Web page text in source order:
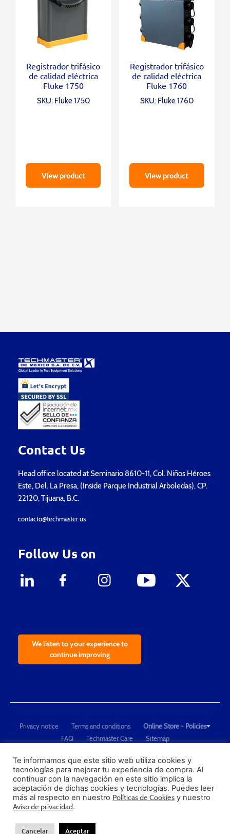
Registrador trifásico
de calidad eléctrica
Fluke 1750
SKU: Fluke 1750
View product
Registrador trifásico
de calidad eléctrica
Fluke 1760
SKU: Fluke 1760
View product
Contact Us
Head office located at Seminario 8610-11, Col. Niños Héroes
Este, Del. La Presa, (Inside Parque Industrial Arboledas), CP.
22120, Tijuana, B.C.
contacto@techmaster.us
Follow Us on
We listen to your experience to
continue improving
Privacy notice Terms and conditions
Online Store - Policies
FAQ
Techmaster Care
Sitemap
"Techmaster de México is The Global Leader in Test Equipment Solutions -
Calibration, Dimensional Measurement and Testing"
PROFECO
CONDUSEF
Te informamos que este sitio web utiliza cookies y
tecnologías para mejorar tu experiencia de compra. Al
continuar con la navegación en este sitio implica la
aceptación de dichas cookies y tecnologías. Puedes leer
más al respecto en nuestro Políticas de Cookies y nuestro
Aviso de privacidad.
Cancelar Aceptar